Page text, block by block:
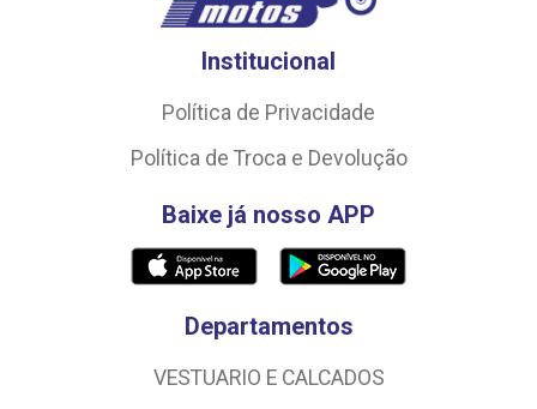
Institucional
Política de Privacidade
Política de Troca e Devolução
Baixe já nosso APP
Departamentos
VESTUARIO E CALCADOS